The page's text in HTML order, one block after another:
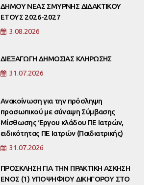
ΔΗΜΟΥ ΝΕΑΣ ΣΜΥΡΝΗΣ ΔΙΔΑΚΤΙΚΟΥ
ΕΤΟΥΣ 2026-2027
3.08.2026
ΔΙΕΞΑΓΩΓΗ ΔΗΜΟΣΙΑΣ ΚΛΗΡΩΣΗΣ
31.07.2026
Ανακοίνωση για την πρόσληψη
προσωπικού με σύναψη Σύμβασης
Μίσθωσης Έργου κλάδου ΠΕ Ιατρών,
ειδικότητας ΠΕ Ιατρών (Παιδιατρικής)
31.07.2026
ΠΡΟΣΚΛΗΣΗ ΓΙΑ ΤΗΝ ΠΡΑΚΤΙΚΗ ΑΣΚΗΣΗ
ΕΝΟΣ (1) ΥΠΟΨΗΦΙΟΥ ΔΙΚΗΓΟΡΟΥ ΣΤΟ